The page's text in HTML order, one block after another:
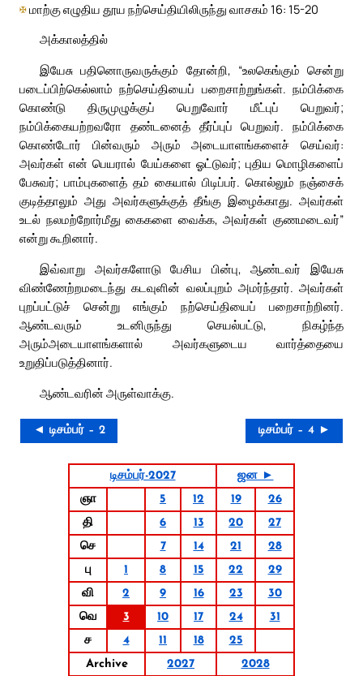
✠மாற்கு எழுதிய தூய நற்செய்தியிலிருந்து வாசகம் 16: 15-20
அக்காலத்தில்
இயேசு பதினொருவருக்கும் தோன்றி, “உலகெங்கும் சென்று
படைப்பிற்கெல்லாம் நற்செய்தியைப் பறைசாற்றுங்கள். நம்பிக்கை
கொண்டு திருமுழுக்குப் பெறுவோர் மீட்புப் பெறுவர்;
நம்பிக்கையற்றவரோ தண்டனைத் தீர்ப்புப் பெறுவர். நம்பிக்கை
கொண்டோர் பின்வரும் அரும் அடையாளங்களைச் செய்வர்:
அவர்கள் என் பெயரால் பேய்களை ஓட்டுவர்; புதிய மொழிகளைப்
பேசுவர்; பாம்புகளைத் தம் கையால் பிடிப்பர். கொல்லும் நஞ்சைக்
குடித்தாலும் அது அவர்களுக்குத் தீங்கு இழைக்காது. அவர்கள்
உடல் நலமற்றோர்மீது கைகளை வைக்க, அவர்கள் குணமடைவர்”
என்று கூறினார்.
இவ்வாறு அவர்களோடு பேசிய பின்பு, ஆண்டவர் இயேசு
விண்ணேற்றமடைந்து கடவுளின் வலப்புறம் அமர்ந்தார். அவர்கள்
புறப்பட்டுச் சென்று எங்கும் நற்செய்தியைப் பறைசாற்றினர்.
ஆண்டவரும் உடனிருந்து செயல்பட்டு, நிகழ்ந்த
அரும்அடையாளங்களால் அவர்களுடைய வார்த்தையை
உறுதிப்படுத்தினார்.
ஆண்டவரின் அருள்வாக்கு.
◄ டிசம்பர் – 2 டிசம்பர் – 4 ►
டிசம்பர்-2027
ஜன ►
ஞா
5 12 19
26
தி
6 13 20
27
செ
7 14 21
28
பு
1 8 15 22
29
வி
2 9 16 23
30
வெ
3 10 17 24
31
ச
4 11 18
25
Archive
2027 2028